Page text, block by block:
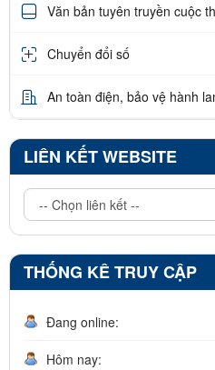
Văn bản tuyên truyền cuộc
Chuyển đổi số
An toàn điện, bảo vệ hành
LIÊN KẾT WEBSITE
THỐNG KÊ TRUY CẬP
Đang online:
Hôm nay: